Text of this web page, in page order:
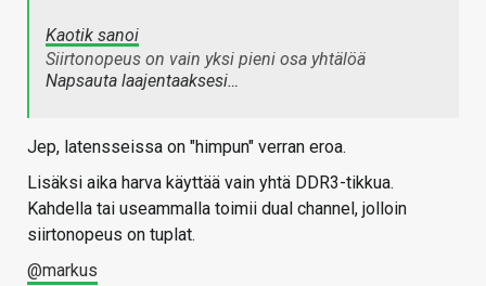
Kaotik sanoi
Siirtonopeus on vain yksi pieni osa yhtälöä
Napsauta laajentaaksesi…
Jep, latensseissa on "himpun" verran eroa.
Lisäksi aika harva käyttää vain yhtä DDR3-tikkua.
Kahdella tai useammalla toimii dual channel, jolloin
siirtonopeus on tuplat.
@markus